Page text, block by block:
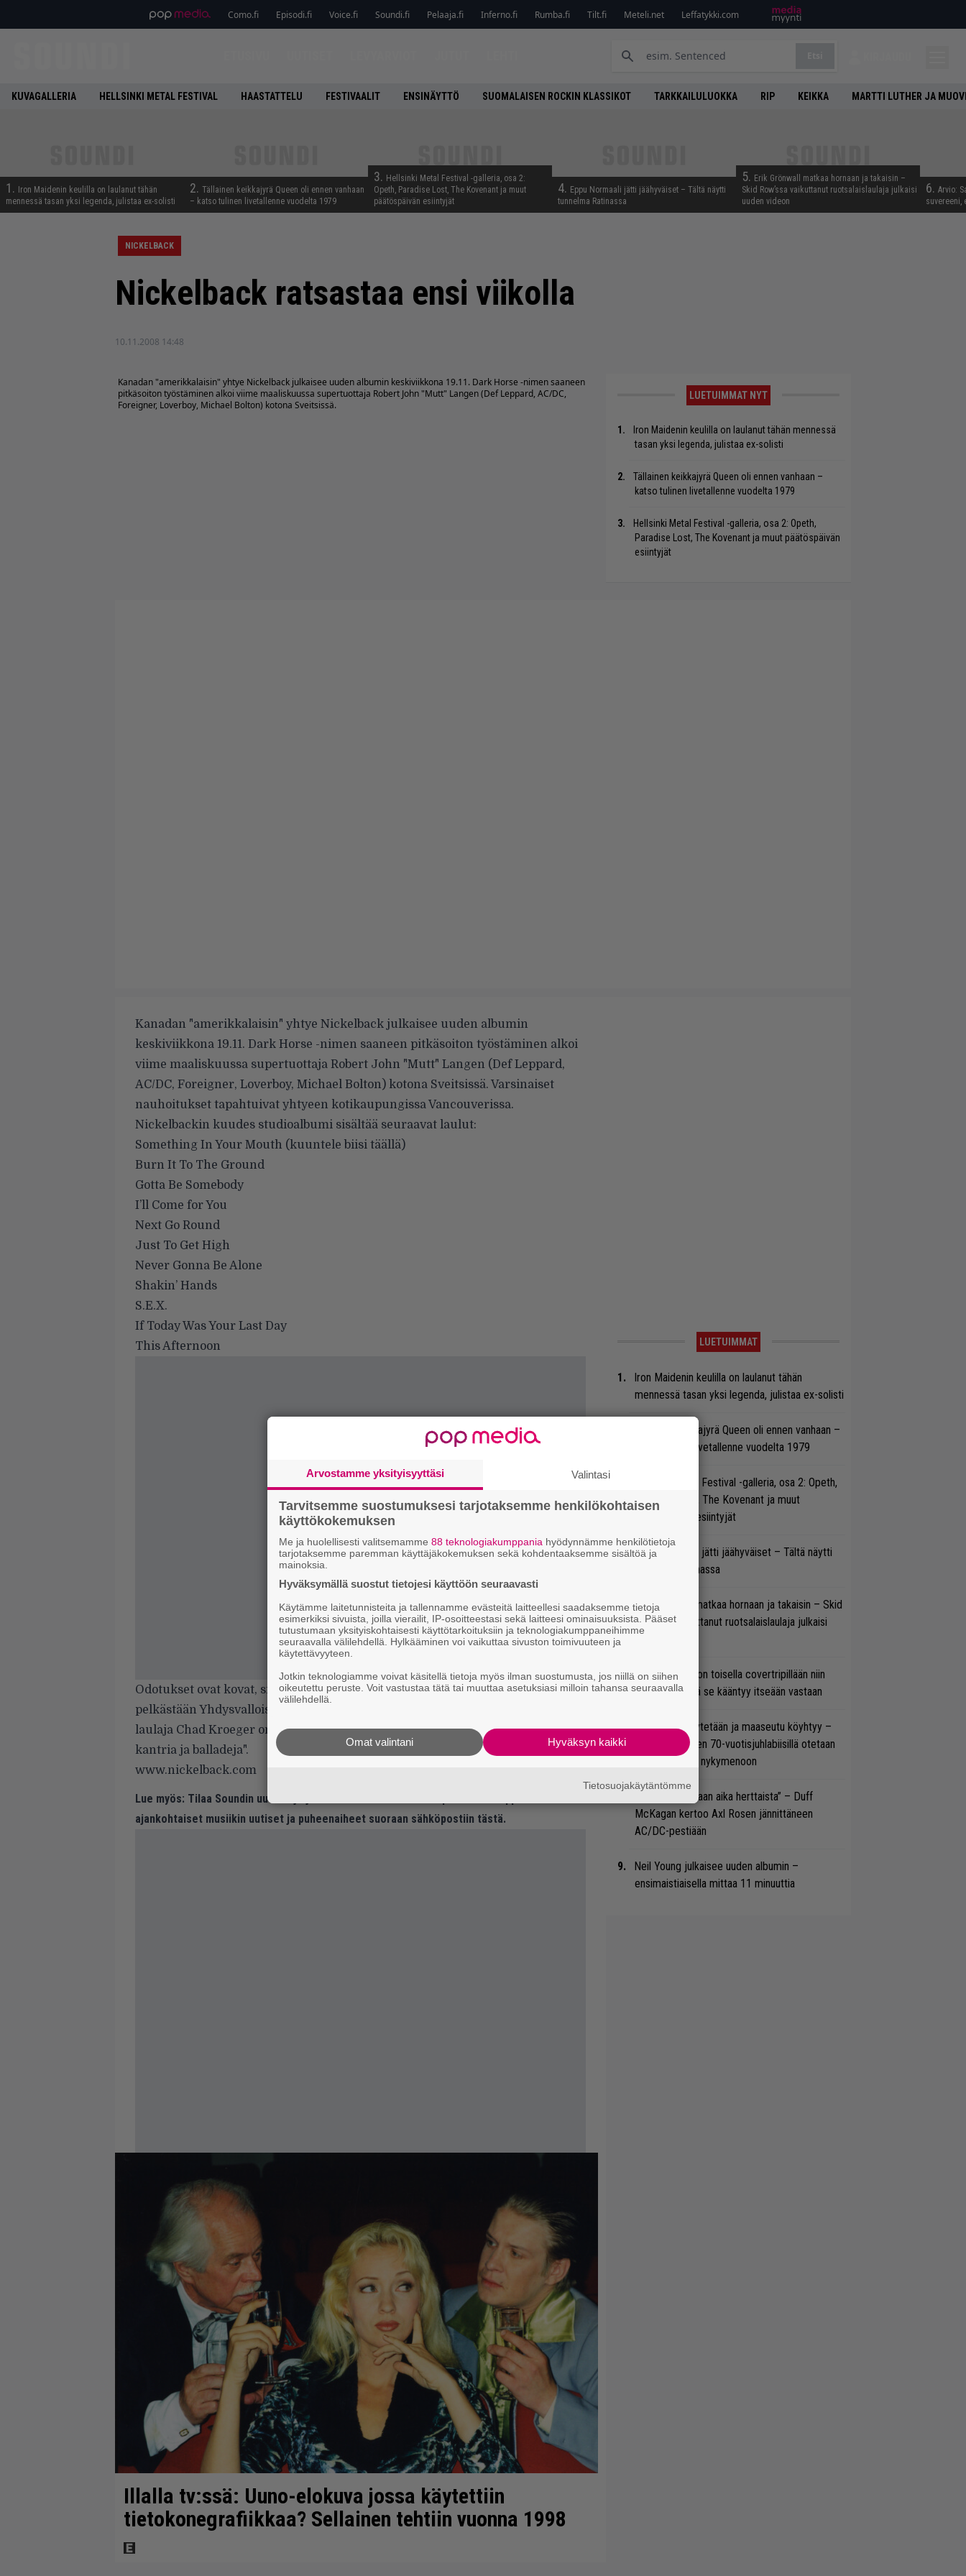
Como.fi Episodi.fi Voice.fi Soundi.fi Pelaaja.fi Inferno.fi Rumba.fi Tilt.fi Meteli.net Leffatykki.com
KUVAGALLERIA HELLSINKI METAL FESTIVAL HAASTATTELU FESTIVAALIT ENSINÄYTTÖ SUOMALAISEN ROCKIN KLASSIKOT TARKKAILULUOKKA RIP KEIKKA MARTTI LUTHER JA
1.
Iron Maidenin keulilla on laulanut tähän
mennessä tasan yksi legenda, julistaa ex-solisti
2. Tällainen keikkajyrä Queen oli ennen vanhaan
– katso tulinen livetallenne vuodelta 1979
3. Hellsinki Metal Festival -galleria, osa 2:
Opeth, Paradise Lost, The Kovenant ja muut
päätöspäivän esiintyjät
4. Eppu Normaali jätti jäähyväiset – Tältä näytti
tunnelma Ratinassa
5. Erik Grönwall matkaa hornaan ja takaisin –
Skid Row’ssa vaikuttanut ruotsalaislaulaja julkaisi
uuden videon
6. Arvio:
suvereeni,
NICKELBACK
Nickelback ratsastaa ensi viikolla
10.11.2008 14:48
Kanadan "amerikkalaisin" yhtye Nickelback julkaisee uuden albumin keskiviikkona 19.11. Dark Horse -nimen saaneen
pitkäsoiton työstäminen alkoi viime maaliskuussa supertuottaja Robert John "Mutt" Langen (Def Leppard, AC/DC,
Foreigner, Loverboy, Michael Bolton) kotona Sveitsissä.
LUETUIMMAT NYT
Iron Maidenin keulilla on laulanut tähän mennessä
tasan yksi legenda, julistaa ex-solisti
Tällainen keikkajyrä Queen oli ennen vanhaan –
katso tulinen livetallenne vuodelta 1979
Hellsinki Metal Festival -galleria, osa 2: Opeth,
Paradise Lost, The Kovenant ja muut päätöspäivän
esiintyjät
Kanadan "amerikkalaisin" yhtye Nickelback julkaisee uuden albumin
keskiviikkona 19.11. Dark Horse -nimen saaneen pitkäsoiton työstäminen alkoi
viime maaliskuussa supertuottaja Robert John "Mutt" Langen (Def Leppard,
AC/DC, Foreigner, Loverboy, Michael Bolton) kotona Sveitsissä. Varsinaiset
nauhoitukset tapahtuivat yhtyeen kotikaupungissa Vancouverissa.
Nickelbackin kuudes studioalbumi sisältää seuraavat laulut:
Something In Your Mouth (kuuntele biisi täällä)
Burn It To The Ground
Gotta Be Somebody
I’ll Come for You
Next Go Round
Just To Get High
Never Gonna Be Alone
Shakin’ Hands
S.E.X.
If Today Was Your Last Day
This Afternoon
Odotukset ovat kovat, sillä orkesterin edellinen levy All The Right Reasons myi
pelkästään Yhdysvalloissa yli kahdeksan miljoonaa kappaletta. Orkesterin
laulaja Chad Kroeger on kuvaillut tulevaa levyä sekoitukseksi "raskasta rockia,
kantria ja balladeja".
www.nickelback.com
Lue myös: Tilaa Soundin uutiskirje ja tiedät mistä kahvitauolla puhutaan! Nappaa
ajankohtaiset musiikin uutiset ja puheenaiheet suoraan sähköpostiin tästä.
Illalla tv:ssä: Uuno-elokuva jossa käytettiin
tietokonegrafiikkaa? Sellainen tehtiin vuonna 1998
LUETUIMMAT
Iron Maidenin keulilla on laulanut tähän
mennessä tasan yksi legenda, julistaa ex-solisti
Tällainen keikkajyrä Queen oli ennen vanhaan –
katso tulinen livetallenne vuodelta 1979
Hellsinki Metal Festival -galleria, osa 2: Opeth,
Paradise Lost, The Kovenant ja muut
päätöspäivän esiintyjät
Eppu Normaali jätti jäähyväiset – Tältä näytti
tunnelma Ratinassa
Erik Grönwall matkaa hornaan ja takaisin – Skid
Row’ssa vaikuttanut ruotsalaislaulaja julkaisi
Arvio: Saimaa on toisella covertripillään niin
suvereeni, että se kääntyy itseään vastaan
Työläisiä kyykytetään ja maaseutu köyhtyy –
Tumppi Varosen 70-vuotisjuhlabiisillä otetaan
tiukasti kantaa nykymenoon
”Se oli oikeastaan aika herttaista” – Duff
McKagan kertoo Axl Rosen jännittäneen
AC/DC-pestiään
Neil Young julkaisee uuden albumin –
ensimaistiaisella mittaa 11 minuuttia
Arvostamme yksityisyyttäsi Valintasi
Tarvitsemme suostumuksesi tarjotaksemme henkilökohtaisen
käyttökokemuksen
Me ja huolellisesti valitsemamme 88 teknologiakumppania hyödynnämme henkilötietoja
tarjotaksemme paremman käyttäjäkokemuksen sekä kohdentaaksemme sisältöä ja
mainoksia.
Hyväksymällä suostut tietojesi käyttöön seuraavasti
Käytämme laitetunnisteita ja tallennamme evästeitä laitteellesi saadaksemme tietoja
esimerkiksi sivuista, joilla vierailit, IP-osoitteestasi sekä laitteesi ominaisuuksista. Pääset
tutustumaan yksityiskohtaisesti käyttötarkoituksiin ja teknologiakumppaneihimme
seuraavalla välilehdellä. Hylkääminen voi vaikuttaa sivuston toimivuuteen ja
käytettävyyteen.
Jotkin teknologiamme voivat käsitellä tietoja myös ilman suostumusta, jos niillä on siihen
oikeutettu peruste. Voit vastustaa tätä tai muuttaa asetuksiasi milloin tahansa seuraavalla
välilehdellä.
Hyväksyn kaikki
Omat valintani
Tietosuojakäytäntömme